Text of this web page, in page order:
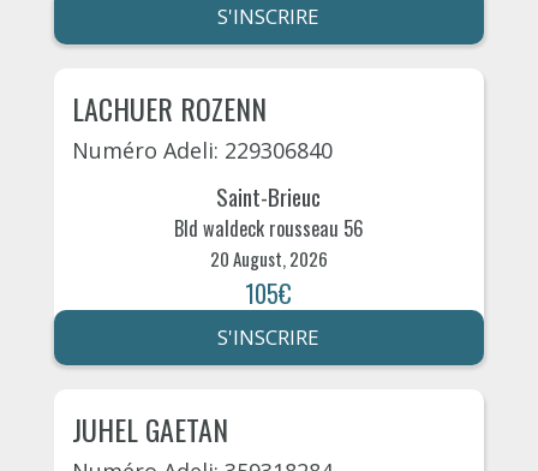
S'INSCRIRE
LACHUER ROZENN
Numéro Adeli: 229306840
Saint-Brieuc
Bld waldeck rousseau 56
20 August, 2026
105€
S'INSCRIRE
JUHEL GAETAN